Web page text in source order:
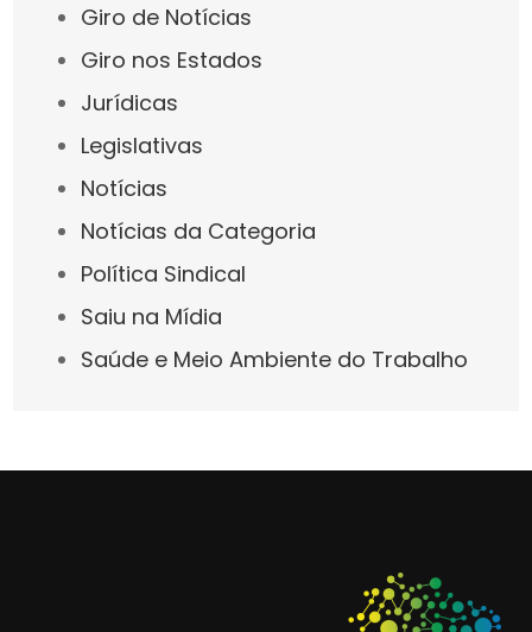
Giro de Notícias
Giro nos Estados
Jurídicas
Legislativas
Notícias
Notícias da Categoria
Política Sindical
Saiu na Mídia
Saúde e Meio Ambiente do Trabalho